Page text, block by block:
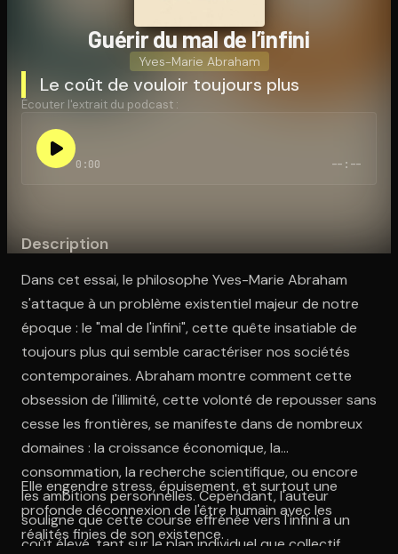
Guérir du mal de l’infini
Yves-Marie Abraham
Le coût de vouloir toujours plus
Écouter l'extrait du podcast :
0:00 --:--
Description
Dans cet essai, le philosophe Yves-Marie Abraham
s'attaque à un problème existentiel majeur de notre
époque : le "mal de l'infini", cette quête insatiable de
toujours plus qui semble caractériser nos sociétés
contemporaines. Abraham montre comment cette
obsession de l'illimité, cette volonté de repousser sans
cesse les frontières, se manifeste dans de nombreux
domaines : la croissance économique, la
consommation, la recherche scientifique, ou encore
les ambitions personnelles. Cependant, l'auteur
souligne que cette course effrénée vers l'infini a un
coût élevé, tant sur le plan individuel que collectif.
Elle engendre stress, épuisement, et surtout une
profonde déconnexion de l'être humain avec les
réalités finies de son existence.